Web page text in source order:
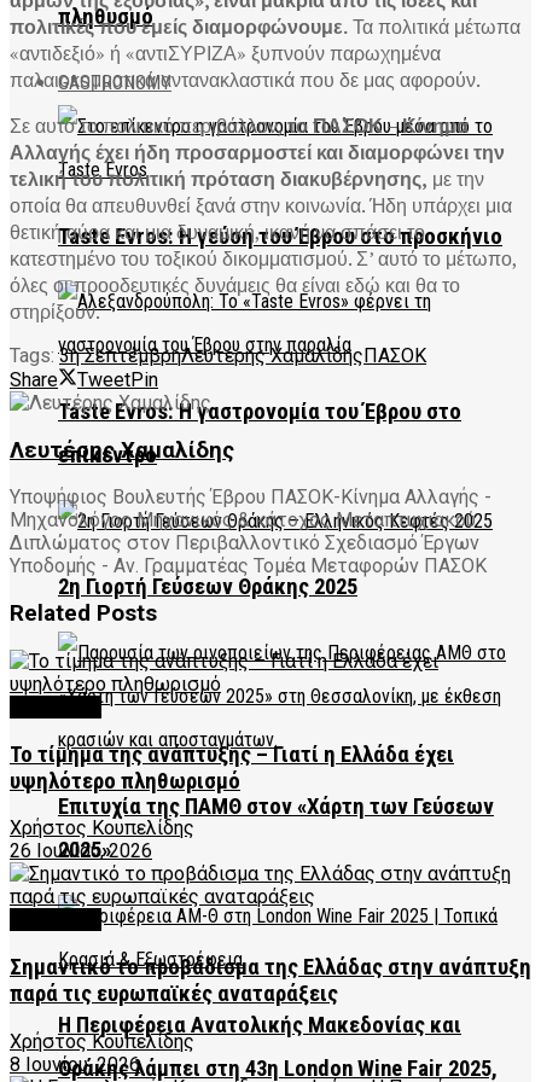
πληθυσμό
GASTRONOMY
Taste Evros: Η γεύση του Έβρου στο προσκήνιο
Taste Evros: Η γαστρονομία του Έβρου στο
επίκεντρο
2η Γιορτή Γεύσεων Θράκης 2025
Επιτυχία της ΠΑΜΘ στον «Χάρτη των Γεύσεων
2025»
Η Περιφέρεια Ανατολικής Μακεδονίας και
Θράκης λάμπει στη 43η London Wine Fair 2025,
πολιτικές που εμείς διαμορφώνουμε.Τα πολιτικά μέτωπα
«αντιδεξιό» ή «αντιΣΥΡΙΖΑ» ξυπνούν παρωχημένα
παλαιοκομματικά αντανακλαστικά που δε μας αφορούν.
Σε αυτό το πολιτικό περιβάλλον,το ΠΑΣΟΚ – Κίνημα
Αλλαγής έχει ήδη προσαρμοστεί και διαμορφώνει την
τελική του πολιτική πρόταση διακυβέρνησης, με την
οποία θα απευθυνθεί ξανά στην κοινωνία. Ήδη υπάρχει μια
θετική αύρα και μια δυναμική, ικανή να σπάσει το
κατεστημένο του τοξικού δικομματισμού. Σ’ αυτό το μέτωπο,
όλες οι προοδευτικές δυνάμεις θα είναι εδώ και θα το
στηρίξουν.
Tags: 3η ΣεπτέμβρηΛευτέρης ΧαμαλίδηςΠΑΣΟΚ
Share
TweetPin
Λευτέρης Χαμαλίδης
Υποψήφιος Βουλευτής Έβρου ΠΑΣΟΚ-Κίνημα Αλλαγής -
Μηχανολόγος Μηχανικός & κάτοχος Μεταπτυχιακού
Διπλώματος στον Περιβαλλοντικό Σχεδιασμό Έργων
Υποδομής - Αν. Γραμματέας Τομέα Μεταφορών ΠΑΣΟΚ
Related Posts
Το τίμημα της ανάπτυξης – Γιατί η Ελλάδα έχει
υψηλότερο πληθωρισμό
Χρήστος Κουπελίδης
26 Ιουλίου, 2026
Σημαντικό το προβάδισμα της Ελλάδας στην ανάπτυξη
παρά τις ευρωπαϊκές αναταράξεις
Χρήστος Κουπελίδης
8 Ιουνίου, 2026